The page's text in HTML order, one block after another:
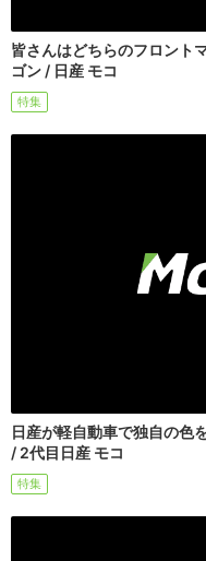
皆さんはどちらのフロント
ゴン / 日産 モコ
特集
日産が軽自動車で独自の色
/ 2代目日産 モコ
特集